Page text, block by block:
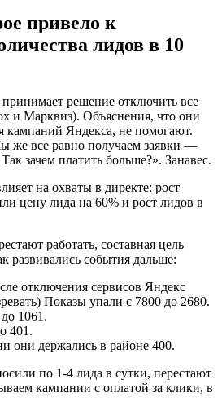
привело к
лидов в 10
принимает решение отключить все
и Марквиз). Объяснения, что они
кампаний Яндекса, не помогают.
же все равно получаем заявки —
зачем платить больше?». Занавес.
работать, составная цель
развивались события дальше:
отключения сервисов Яндекс
Показы упали с 7800 до 2680.
1061.
401.
они держались в районе 400.
по 1-4 лида в сутки, перестают
кампании с оплатой за клики, в